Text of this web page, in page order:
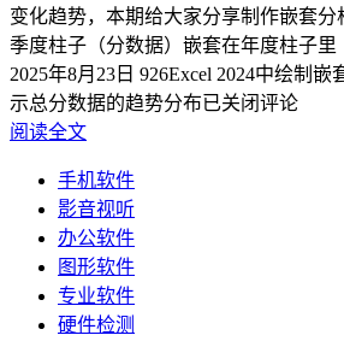
变化趋势，本期给大家分享制作嵌套
季度柱子（分数据）嵌套在年度柱子里
2025年8月23日 926Excel 2024中绘制嵌
示总分数据的趋势分布已关闭评论
阅读全文
手机软件
影音视听
办公软件
图形软件
专业软件
硬件检测